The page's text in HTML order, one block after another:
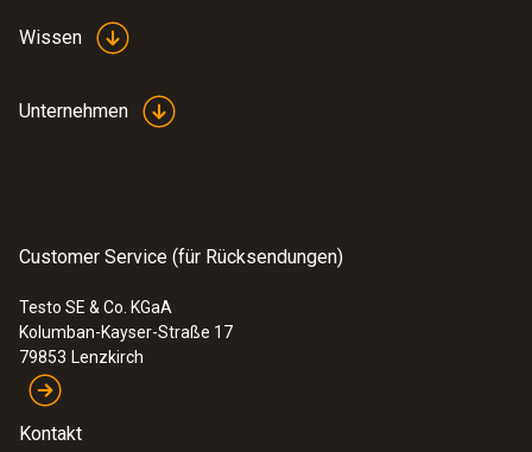
Smartphone-Bedienung
128,52 €
Wissen
Unternehmen
Customer Service (für Rücksendungen)
Testo SE & Co. KGaA
Kolumban-Kayser-Straße 17
79853 Lenzkirch
Kontakt